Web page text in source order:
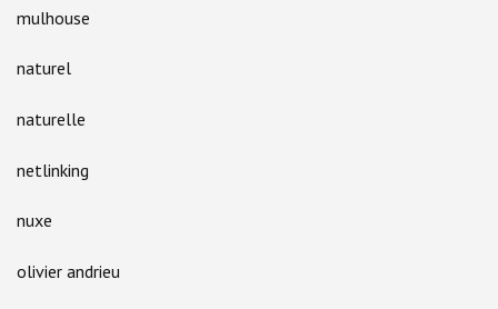
mulhouse
naturel
naturelle
netlinking
nuxe
olivier andrieu